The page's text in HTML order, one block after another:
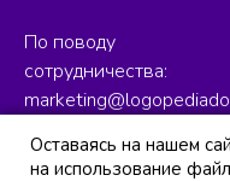
Оставаясь на нашем
на использование
Оставаясь на нашем
на использование
По поводу
сотрудничества: